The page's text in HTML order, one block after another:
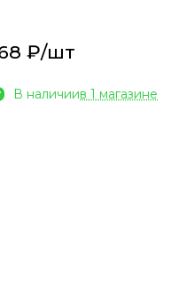
₽/шт
В наличиив 1 магазине